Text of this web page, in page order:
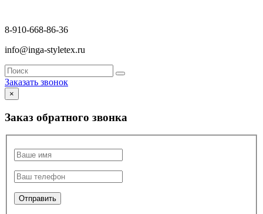
8-910-668-86-36
info@inga-styletex.ru
Заказать звонок
×
Заказ обратного звонка